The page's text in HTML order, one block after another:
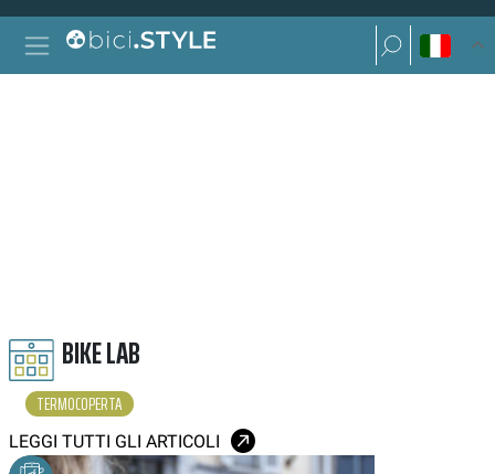
Vai al contenuto
Navigazione principale
Ricerca per:
Ricerca per:
BIKE LAB
TERMOCOPERTA
LEGGI TUTTI GLI ARTICOLI